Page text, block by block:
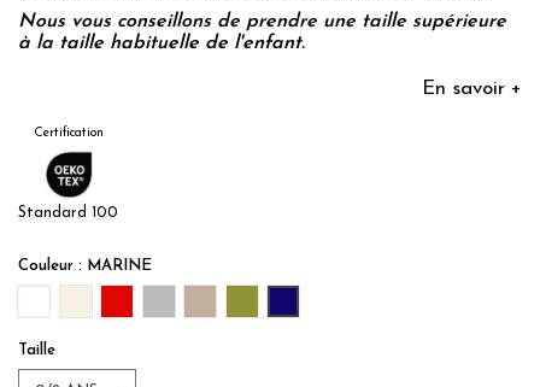
Nous vous conseillons de prendre une taille supérieure
à la taille habituelle de l'enfant.
En savoir +
Certification
Standard 100
Couleur : MARINE
Taille